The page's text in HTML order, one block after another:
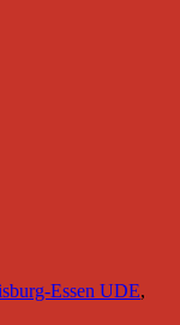
Essen UDE,